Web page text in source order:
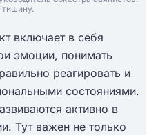
включает в себя
эмоции, понимать
реагировать и
состояниями.
активно в
Тут важен не только